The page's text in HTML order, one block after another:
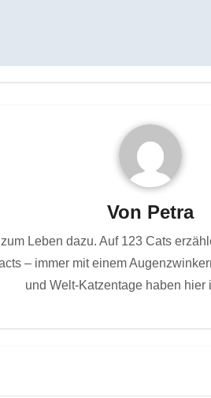
Von Petra
Leben dazu. Auf 123 Cats
– immer mit einem
und Welt-Katzentage haben hier